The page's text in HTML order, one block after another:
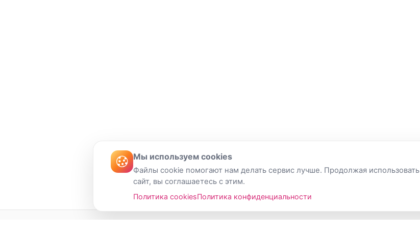
Мы используем cookies
Файлы cookie помогают нам делать сервис лучше. Продолжая использовать
сайт, вы соглашаетесь с этим.
Политика cookiesПолитика конфиденциальности